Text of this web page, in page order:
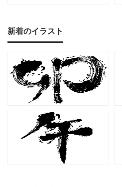
ーの猫デザイン請求書雛
形です。波打ちフレーム
シルエットや小さな肉球
モチーフが、ビジネス文
書にさりげない
新着のイラスト